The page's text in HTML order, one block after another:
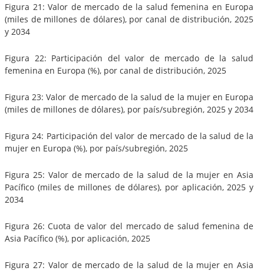
Figura 21: Valor de mercado de la salud femenina en Europa
(miles de millones de dólares), por canal de distribución, 2025
y 2034
Figura 22: Participación del valor de mercado de la salud
femenina en Europa (%), por canal de distribución, 2025
Figura 23: Valor de mercado de la salud de la mujer en Europa
(miles de millones de dólares), por país/subregión, 2025 y 2034
Figura 24: Participación del valor de mercado de la salud de la
mujer en Europa (%), por país/subregión, 2025
Figura 25: Valor de mercado de la salud de la mujer en Asia
Pacífico (miles de millones de dólares), por aplicación, 2025 y
2034
Figura 26: Cuota de valor del mercado de salud femenina de
Asia Pacífico (%), por aplicación, 2025
Figura 27: Valor de mercado de la salud de la mujer en Asia